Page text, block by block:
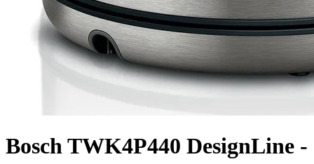
Bosch TWK4P440 DesignLine -